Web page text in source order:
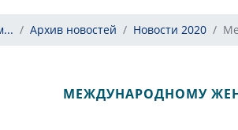
Архив новостей Новости 2020
МЕЖДУНАРОДНОМУ